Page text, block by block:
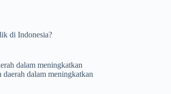
di Indonesia?
dalam meningkatkan
dalam meningkatkan